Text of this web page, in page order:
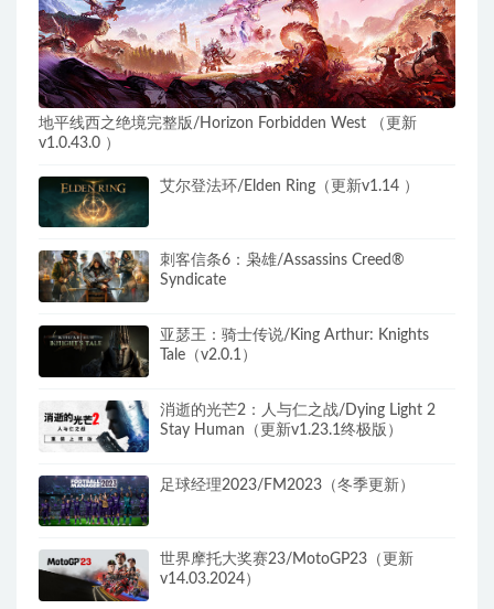
地平线西之绝境完整版/Horizon Forbidden West （更新
v1.0.43.0 ）
艾尔登法环/Elden Ring（更新v1.14 ）
刺客信条6：枭雄/Assassins Creed®
Syndicate
亚瑟王：骑士传说/King Arthur: Knights
Tale（v2.0.1）
消逝的光芒2：人与仁之战/Dying Light 2
Stay Human（更新v1.23.1终极版）
足球经理2023/FM2023（冬季更新）
世界摩托大奖赛23/MotoGP23（更新
v14.03.2024）